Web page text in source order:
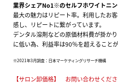
業界シェアNo1※のセルフホワイトニ
最大の魅力はリピート率。利用したお
感し、リピートに繋がっています。
デンタル溶剤などの原価材料費が掛か
に低い為、利益率は90％を超えることが
※2021年3月調査：日本マーケティングリサーチ機構
【サロン卸価格】 お問い合わせくだ